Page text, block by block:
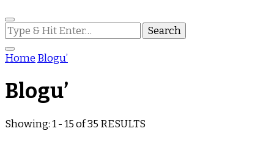
Looking
for
Something?
Home Blogu’
Blogu’
Showing: 1 - 15 of 35 RESULTS